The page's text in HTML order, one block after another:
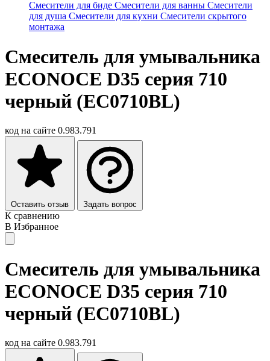
Смесители для биде Смесители для ванны Смесители
для душа Смесители для кухни Смесители скрытого
монтажа
Смеситель для умывальника
ECONOCE D35 серия 710
черный (EC0710BL)
код на сайте 0.983.791
Оставить отзыв Задать вопрос
К сравнению
В Избранное
Смеситель для умывальника
ECONOCE D35 серия 710
черный (EC0710BL)
код на сайте 0.983.791